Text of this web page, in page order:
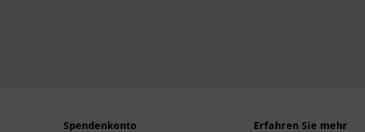
Spendenkonto Erfahren Sie mehr